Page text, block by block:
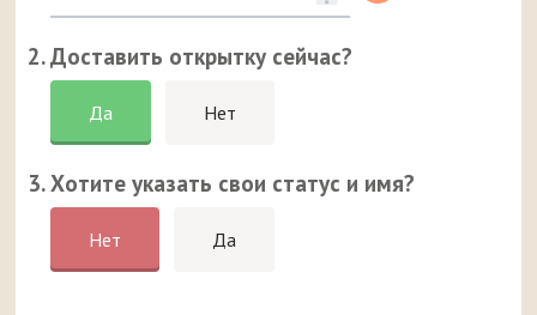
2. Доставить открытку сейчас?
Да Нет
3. Хотите указать свои статус и имя?
Нет Да